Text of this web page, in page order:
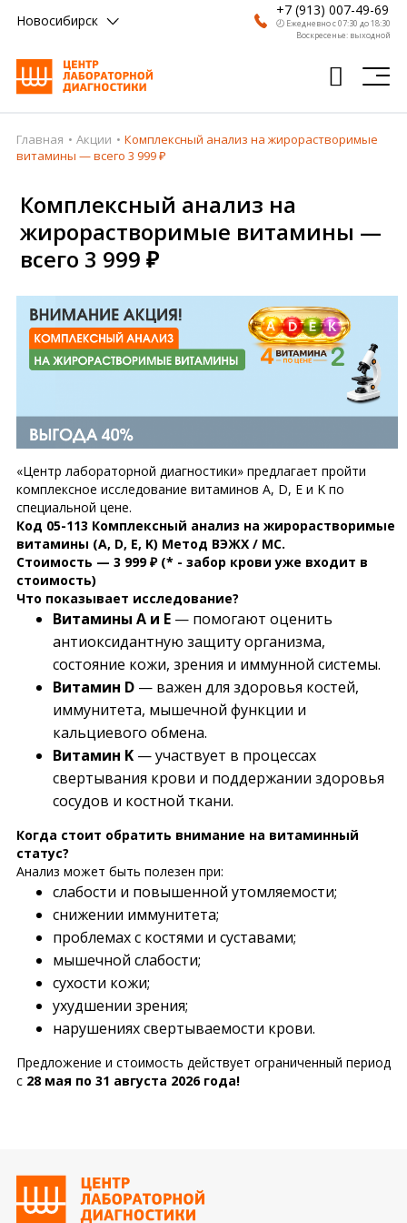
Новосибирск
+7 (913) 007-49-69
🕗 Ежедневно с 07:30 до 18:30
Воскресенье: выходной
Главная
Получить результат
Пациентам
О компании
Где сдать
Главная Акции
Комплексный анализ на жирорастворимые
витамины — всего 3 999 ₽
Комплексный анализ на
жирорастворимые витамины —
всего 3 999 ₽
«Центр лабораторной диагностики» предлагает пройти
комплексное исследование витаминов A, D, E и K по
специальной цене.
Код 05-113 Комплексный анализ на жирорастворимые
витамины (A, D, E, K) Метод ВЭЖХ / МС.
Стоимость — 3 999 ₽ (* - забор крови уже входит в
стоимость)
Что показывает исследование?
Витамины A и E— помогают оценить
антиоксидантную защиту организма,
состояние кожи, зрения и иммунной системы.
Витамин D— важен для здоровья костей,
иммунитета, мышечной функции и
кальциевого обмена.
Витамин K— участвует в процессах
свертывания крови и поддержании здоровья
сосудов и костной ткани.
Когда стоит обратить внимание на витаминный
статус?
Анализ может быть полезен при:
слабости и повышенной утомляемости;
снижении иммунитета;
проблемах с костями и суставами;
мышечной слабости;
сухости кожи;
ухудшении зрения;
нарушениях свертываемости крови.
Предложение и стоимость действует ограниченный период
с 28 мая по 31 августа 2026 года!